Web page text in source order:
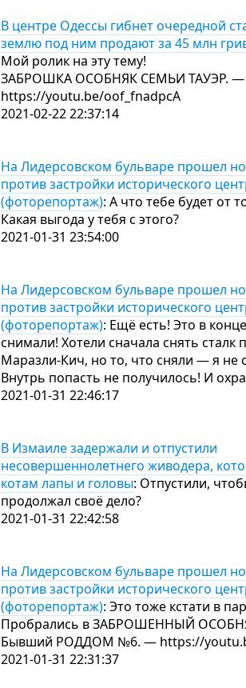
В центре Одессы гибнет очередной
землю под ним продают за 45 млн
Мой ролик на эту тему!
ЗАБРОШКА ОСОБНЯК СЕМЬИ ТАУЭР. —
https://youtu.be/oof_fnadpcA
2021-02-22 22:37:14
На Лидерсовском бульваре прошел
против застройки исторического
(фоторепортаж): А что тебе будет от
Какая выгода у тебя с этого?
2021-01-31 23:54:00
На Лидерсовском бульваре прошел
против застройки исторического
(фоторепортаж): Ещё есть! Это в
снимали! Хотели сначала снять сталк
Маразли-Кич, но то, что сняли — я не
Внутрь попасть не получилось! И
2021-01-31 22:46:17
В Измаиле задержали и отпустили
несовершеннолетнего живодера,
котам лапы и головы: Отпустили,
продолжал своё дело?
2021-01-31 22:42:58
На Лидерсовском бульваре прошел
против застройки исторического
(фоторепортаж): Это тоже кстати в
Пробрались в ЗАБРОШЕННЫЙ
Бывший РОДДОМ №6. — https://
2021-01-31 22:31:37